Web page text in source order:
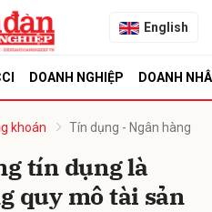
English
DOANH NGHIỆP DOANH
khoán Tín dụng - Ngân hàng
tín dụng là
quy mô tài sản